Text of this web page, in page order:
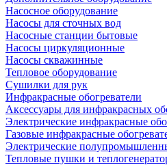
Насосное оборудование
Насосы для сточных вод
Насосные станции бытовые
Насосы циркуляционные
Насосы скважинные
Тепловое оборудование
Сушилки для рук
Инфракрасные обогреватели
Аксессуары для инфракрасных
Электрические инфракрасные
Газовые инфракрасные
Электрические
Тепловые пушки и